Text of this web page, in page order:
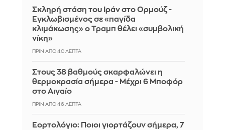
Σκληρή στάση του Ιράν στο Ορμούζ -
Εγκλωβισμένος σε «παγίδα
κλιμάκωσης» ο Τραμπ θέλει «συμβολική
νίκη»
ΠΡΙΝ ΑΠΌ 40 ΛΕΠΤΆ
Στους 38 βαθμούς σκαρφαλώνει η
θερμοκρασία σήμερα - Μέχρι 6 Μποφόρ
στο Αιγαίο
ΠΡΙΝ ΑΠΌ 46 ΛΕΠΤΆ
Εορτολόγιο: Ποιοι γιορτάζουν σήμερα, 7